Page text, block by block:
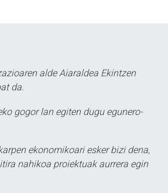
alde Aiaraldea Ekintzen
da.
gogor lan egiten dugu egunero-
ekonomikoari esker bizi dena,
nahikoa proiektuak aurrera egin